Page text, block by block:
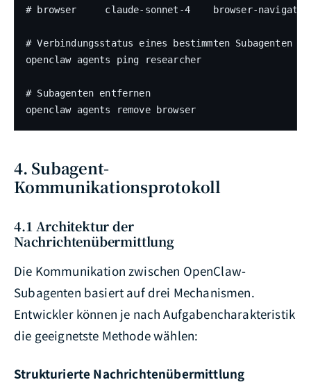
# browser     claude-sonnet-4    browser-
# Verbindungsstatus eines bestimmten Subagenten
openclaw agents ping researcher
# Subagenten entfernen
openclaw agents remove browser
4. Subagent-
Kommunikationsprotokoll
4.1 Architektur der
Nachrichtenübermittlung
Die Kommunikation zwischen OpenClaw-
Subagenten basiert auf drei Mechanismen.
Entwickler können je nach Aufgabencharakteristik
die geeignetste Methode wählen:
Strukturierte Nachrichtenübermittlung